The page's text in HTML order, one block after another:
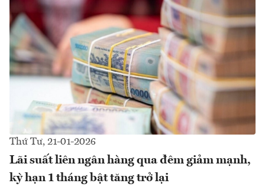
Thứ Tư, 21-01-2026
Lãi suất liên ngân hàng qua đêm giảm mạnh,
kỳ hạn 1 tháng bật tăng trở lại